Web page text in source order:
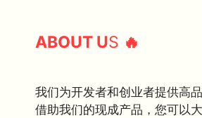
ABOUT US 🔥
我们为开发者和创业者提供高
借助我们的现成产品，您可以